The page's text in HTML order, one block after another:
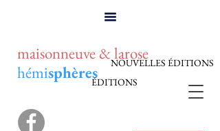
hémisphèresÉDITIONS
maisonneuve & laroseNOUVELLES ÉDITIONS